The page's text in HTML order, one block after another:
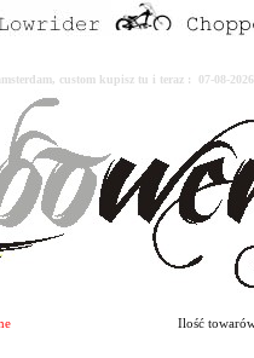
custom kupisz tu i teraz : 07-08-
Ilość